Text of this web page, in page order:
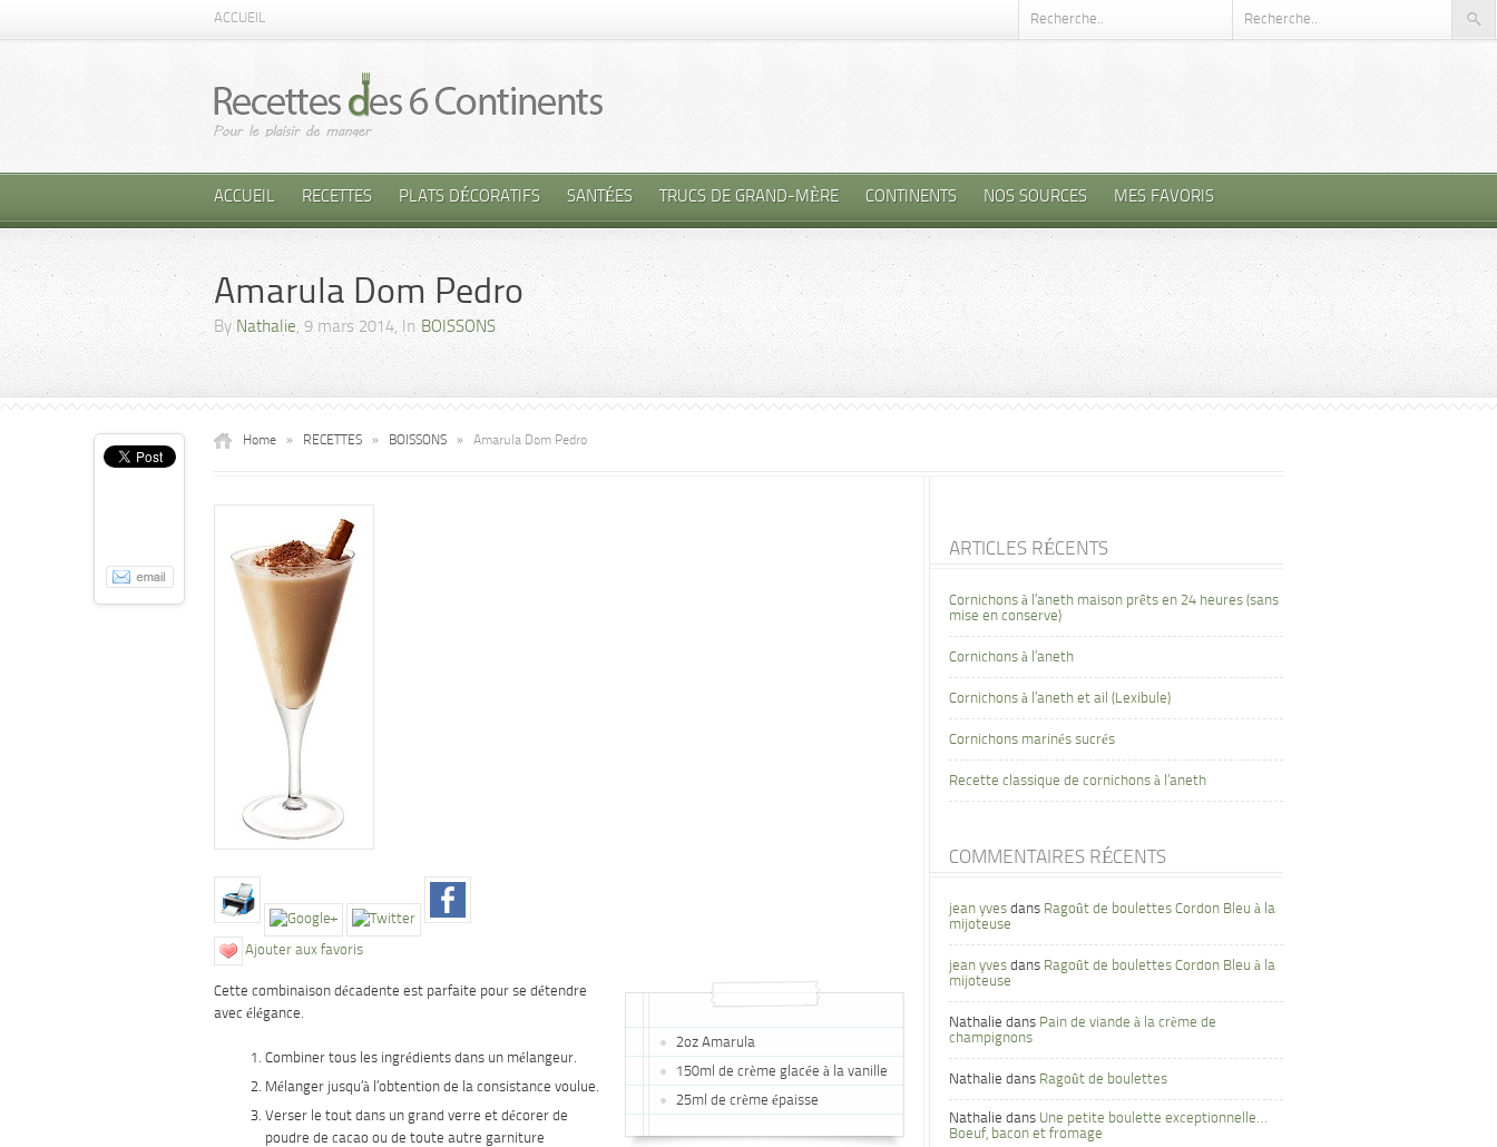
ACCUEIL
ACCUEIL RECETTES PLATS DÉCORATIFS SANTÉES TRUCS DE GRAND-MÈRE CONTINENTS NOS SOURCES MES FAVORIS
Amarula Dom Pedro
By Nathalie, 9 mars 2014, In BOISSONS
Home » RECETTES » BOISSONS » Amarula Dom Pedro
Ajouter aux favoris
2oz Amarula
150ml de crème glacée à la vanille
25ml de crème épaisse
Cette combinaison décadente est parfaite pour se détendre
avec élégance.
Combiner tous les ingrédients dans un mélangeur.
Mélanger jusqu’à l’obtention de la consistance voulue.
Verser le tout dans un grand verre et décorer de
poudre de cacao ou de toute autre garniture
ARTICLES RÉCENTS
Cornichons à l’aneth maison prêts en 24 heures (sans
mise en conserve)
Cornichons à l’aneth
Cornichons à l’aneth et ail (Lexibule)
Cornichons marinés sucrés
Recette classique de cornichons à l’aneth
COMMENTAIRES RÉCENTS
jean yves dans Ragoût de boulettes Cordon Bleu à la
mijoteuse
jean yves dans Ragoût de boulettes Cordon Bleu à la
mijoteuse
Nathalie dans Pain de viande à la crème de
champignons
Nathalie dans Ragoût de boulettes
Nathalie dans Une petite boulette exceptionnelle…
Boeuf, bacon et fromage